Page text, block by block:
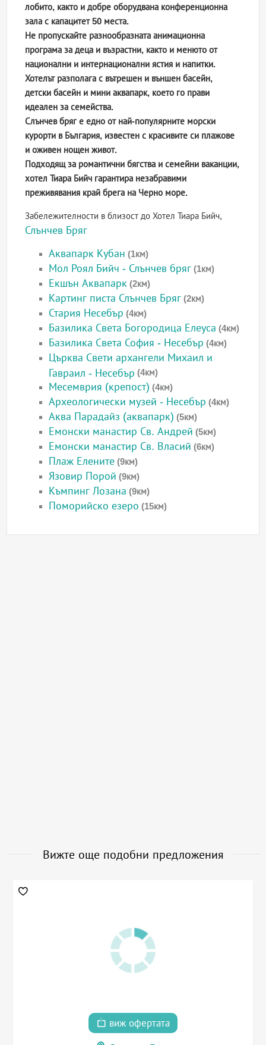
лобито, както и добре оборудвана конференционна
зала с капацитет 50 места.
Не пропускайте разнообразната анимационна
програма за деца и възрастни, както и менюто от
национални и интернационални ястия и напитки.
Хотелът разполага с вътрешен и външен басейн,
детски басейн и мини аквапарк, което го прави
идеален за семейства.
Слънчев бряг е едно от най-популярните морски
курорти в България, известен с красивите си плажове
и оживен нощен живот.
Подходящ за романтични бягства и семейни ваканции,
хотел Тиара Бийч гарантира незабравими
преживявания край брега на Черно море.
Забележителности в близост до Хотел Тиара Бийч,
Слънчев Бряг
Аквапарк Кубан (1км)
Мол Роял Бийч - Слънчев бряг (1км)
Екшън Аквапарк (2км)
Картинг писта Слънчев Бряг (2км)
Стария Несебър (4км)
Базилика Света Богородица Елеуса (4км)
Базилика Света София - Несебър (4км)
Църква Свети архангели Михаил и
Гавраил - Несебър (4км)
Месемврия (крепост) (4км)
Археологически музей - Несебър (4км)
Аква Парадайз (аквапарк) (5км)
Емонски манастир Св. Андрей (5км)
Емонски манастир Св. Власий (6км)
Плаж Елените (9км)
Язовир Порой (9км)
Къмпинг Лозана (9км)
Поморийско езеро (15км)
Вижте още подобни предложения
виж офертата